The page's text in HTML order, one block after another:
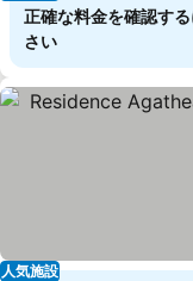
正確な料金を確認す
さい
人気施設